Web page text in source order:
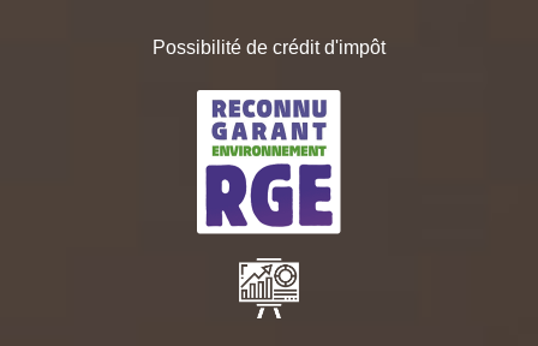
Possibilité de crédit d'impôt